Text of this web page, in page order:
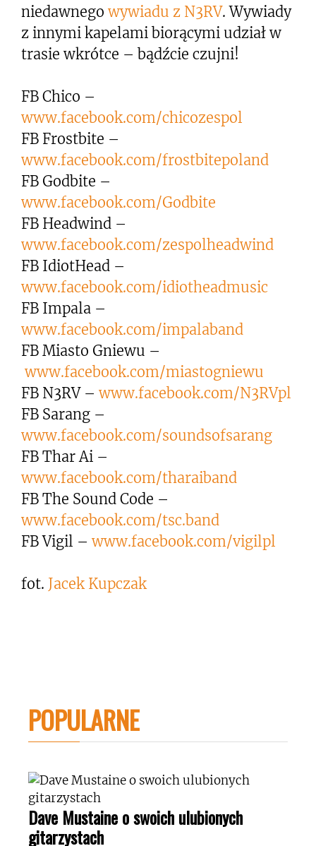
niedawnego wywiadu z N3RV. Wywiady
z innymi kapelami biorącymi udział w
trasie wkrótce – bądźcie czujni!
FB Chico –
www.facebook.com/chicozespol
FB Frostbite –
www.facebook.com/frostbitepoland
FB Godbite –
www.facebook.com/Godbite
FB Headwind –
www.facebook.com/zespolheadwind
FB IdiotHead –
www.facebook.com/idiotheadmusic
FB Impala –
www.facebook.com/impalaband
FB Miasto Gniewu –
www.facebook.com/miastogniewu
FB N3RV – www.facebook.com/N3RVpl
FB Sarang –
www.facebook.com/soundsofsarang
FB Thar Ai –
www.facebook.com/tharaiband
FB The Sound Code –
www.facebook.com/tsc.band
FB Vigil – www.facebook.com/vigilpl
fot. Jacek Kupczak
POPULARNE
Dave Mustaine o swoich ulubionych
gitarzystach